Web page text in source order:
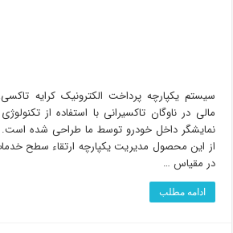
سیستم یکپارچه پرداخت الکترونیک کرایه
نمایشگر داخل خودرو توسط ما طراحی شده است.
از این محصول مدیریت یکپارچه ارتقاء سطح
در مقیاس …
ادامه مطلب